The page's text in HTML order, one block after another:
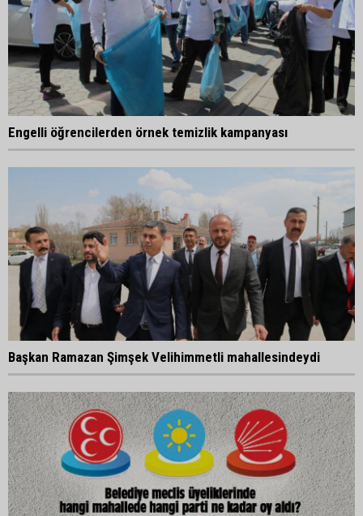
Engelli öğrencilerden örnek temizlik kampanyası
Başkan Ramazan Şimşek Velihimmetli mahallesindeydi